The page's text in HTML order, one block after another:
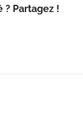
? Partagez !